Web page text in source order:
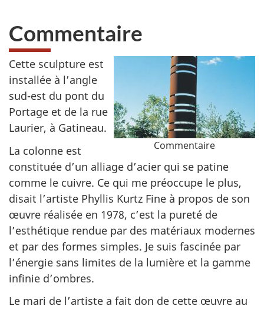
Commentaire
Commentaire
Cette sculpture est
installée à l’angle
sud-est du pont du
Portage et de la rue
Laurier, à Gatineau.
La colonne est
constituée d’un alliage d’acier qui se patine
comme le cuivre. Ce qui me préoccupe le plus,
disait l’artiste Phyllis Kurtz Fine à propos de son
œuvre réalisée en 1978, c’est la pureté de
l’esthétique rendue par des matériaux modernes
et par des formes simples. Je suis fascinée par
l’énergie sans limites de la lumière et la gamme
infinie d’ombres.
Le mari de l’artiste a fait don de cette œuvre au